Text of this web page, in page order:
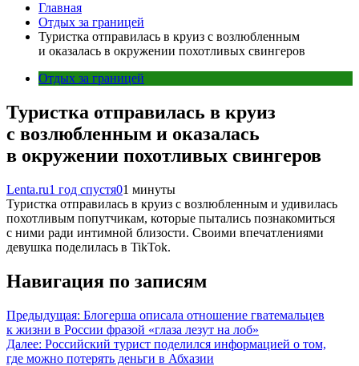
Главная
Отдых за границей
Туристка отправилась в круиз с возлюбленным
и оказалась в окружении похотливых свингеров
Отдых за границей
Туристка отправилась в круиз
с возлюбленным и оказалась
в окружении похотливых свингеров
Lenta.ru1 год спустя01 минуты
Туристка отправилась в круиз с возлюбленным и удивилась
похотливым попутчикам, которые пытались познакомиться
с ними ради интимной близости. Своими впечатлениями
девушка поделилась в TikTok.
Навигация по записям
Предыдущая: Блогерша описала отношение гватемальцев
к жизни в России фразой «глаза лезут на лоб»
Далее: Российский турист поделился информацией о том,
где можно потерять деньги в Абхазии